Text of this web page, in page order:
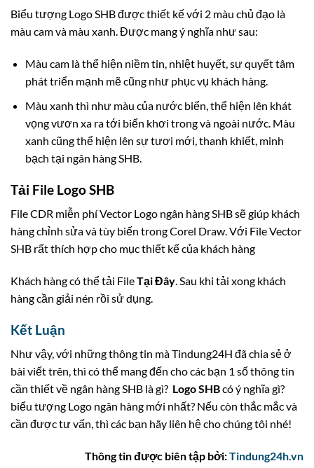
Biểu tượng Logo SHB được thiết kế với 2 màu chủ đạo là
màu cam và màu xanh. Được mang ý nghĩa như sau:
Màu cam là thể hiện niềm tin, nhiệt huyết, sự quyết tâm
phát triển mạnh mẽ cũng như phục vụ khách hàng.
Màu xanh thì như màu của nước biển, thể hiện lên khát
vọng vươn xa ra tới biển khơi trong và ngoài nước. Màu
xanh cũng thể hiện lên sự tươi mới, thanh khiết, minh
bạch tại ngân hàng SHB.
Tải File Logo SHB
File CDR miễn phí Vector Logo ngân hàng SHB sẽ giúp khách
hàng chỉnh sửa và tùy biến trong Corel Draw. Với File Vector
SHB rất thích hợp cho mục thiết kế của khách hàng
Khách hàng có thể tải FileTại Đây. Sau khi tải xong khách
hàng cần giải nén rồi sử dụng.
Kết Luận
Như vậy, với những thông tin mà Tindung24H đã chia sẻ ở
bài viết trên, thì có thể mang đến cho các bạn 1 số thông tin
cần thiết về ngân hàng SHB là gì? Logo SHBcó ý nghĩa gì?
biểu tượng Logo ngân hàng mới nhất? Nếu còn thắc mắc và
cần được tư vấn, thì các bạn hãy liên hệ cho chúng tôi nhé!
Thông tin được biên tập bởi:Tindung24h.vn